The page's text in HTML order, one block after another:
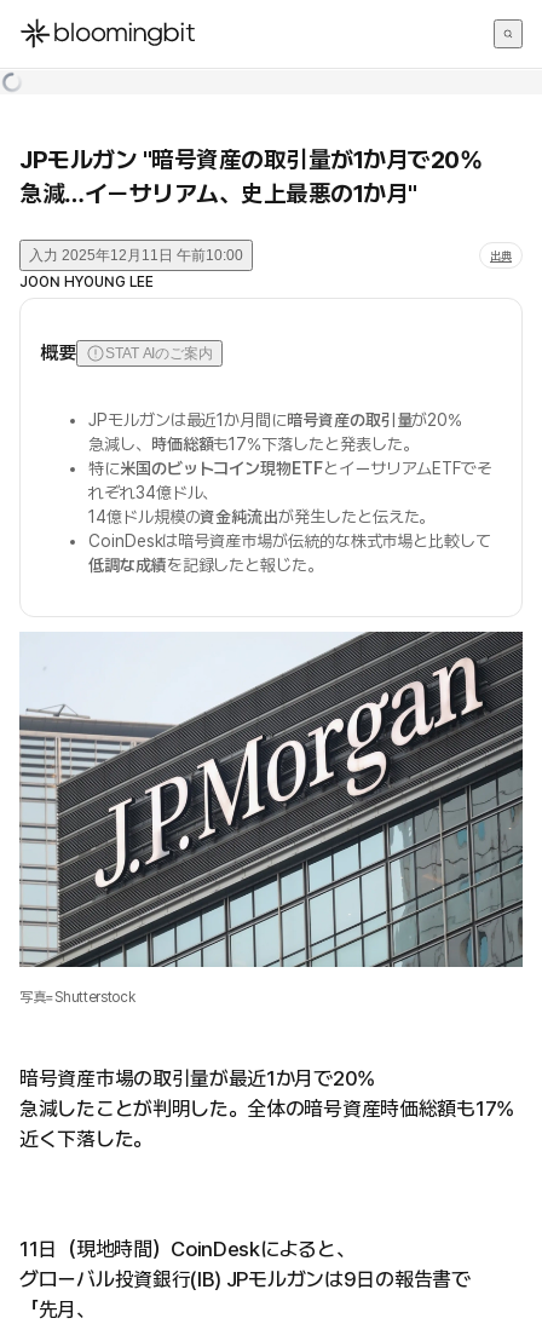
한국어
JPモルガン "暗号資産の取引量が1か月で20%
急減…イーサリアム、史上最悪の1か月"
入力 2025年12月11日 午前10:00 出典
JOON HYOUNG LEE
概要 STAT AIのご案内
JPモルガンは最近1か月間に暗号資産の取引量が20%
急減し、 時価総額も17%下落したと発表した。
特に米国のビットコイン現物ETFとイーサリアムETFでそ
れぞれ34億ドル、
14億ドル規模の資金純流出が発生したと伝えた。
CoinDeskは暗号資産市場が伝統的な株式市場と比較して
低調な成績を記録したと報じた。
写真=Shutterstock
暗号資産市場の取引量が最近1か月で20%
急減したことが判明した。全体の暗号資産時価総額も17%
近く下落した。
11日（現地時間）CoinDeskによると、
グローバル投資銀行(IB) JPモルガンは9日の報告書で
「先月、